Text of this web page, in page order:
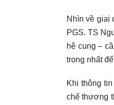
Nhìn về giai
PGS. TS
hệ cung –
trọng nhất
Khi thông
chế thương